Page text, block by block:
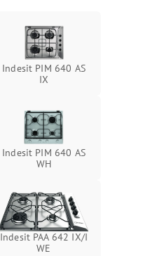
Indesit PIM 640 AS
IX
Indesit PIM 640 AS
WH
Indesit PAA 642 IX/I
WE